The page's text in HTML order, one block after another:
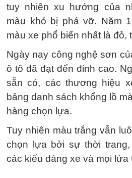
tuy nhiên xu hướng của
màu khó bị phá vỡ. Năm
màu xe phổ biến nhất là đỏ,
Ngày nay công nghệ sơn
ô tô đã đạt đến đỉnh cao.
sẵn có, các thương hiệu
bảng danh sách khổng lồ
hàng chọn lựa.
Tuy nhiên màu trắng vẫn
chọn lựa bởi sự thời
các kiểu dáng xe và mọi lứa